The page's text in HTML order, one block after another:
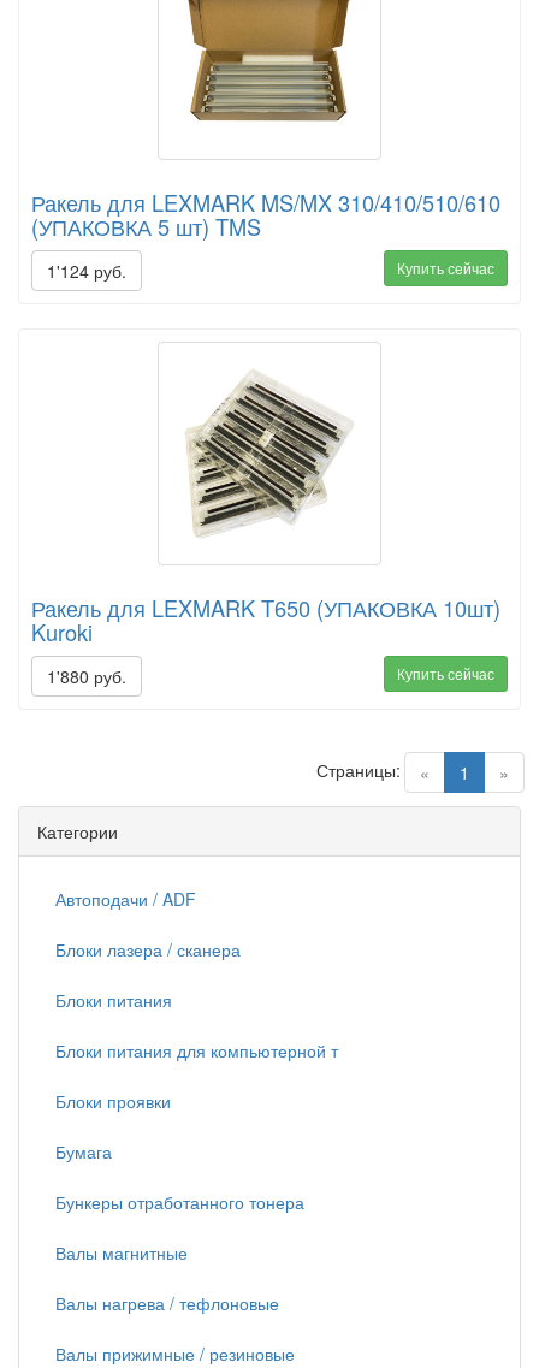
Ракель для LEXMARK MS/MX 310/410/510/610
(УПАКОВКА 5 шт) TMS
1'124 руб. Купить сейчас
Ракель для LEXMARK T650 (УПАКОВКА 10шт)
Kuroki
1'880 руб. Купить сейчас
« 1 (current)
»
Страницы:
Категории
Автоподачи / ADF
Блоки лазера / сканера
Блоки питания
Блоки питания для компьютерной т
Блоки проявки
Бумага
Бункеры отработанного тонера
Валы магнитные
Валы нагрева / тефлоновые
Валы прижимные / резиновые